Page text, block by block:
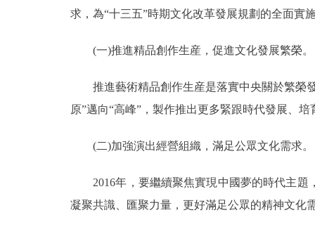
多語種
ENGLISH
DEUTSCH
求，為“十三五”時期文化改革發展規劃的全面實
(一)推進精品創作生産，促進文化發展繁榮。
推進藝術精品創作生産是落實中央關於繁榮發
原”邁向“高峰”，製作推出更多緊跟時代發展、
(二)加強演出經營組織，滿足公眾文化需求。
2016年，要繼續聚焦實現中國夢的時代主題
凝聚共識、匯聚力量，更好滿足公眾的精神文化